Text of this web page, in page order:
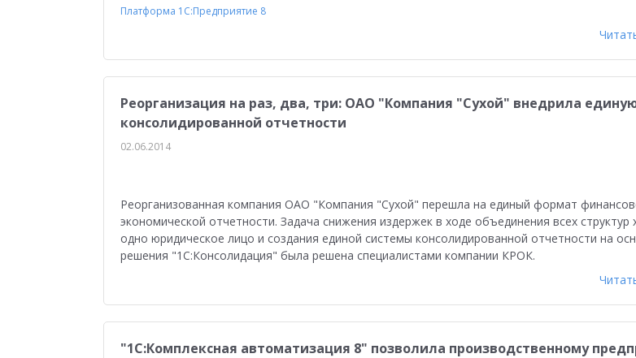
Обзор возможностей Для бухгалтера
Изменения законодательства 1СПАРК Риски Обучение персонала
Повышение эффективности бизнеса Аттестация персонала Государственный заказ
Проектные решения
Медицина Бюджетные учреждения Управленческая отчетность Реальная
1С:ERP Управление строительной организацией Форум пользователей ДО 2025
Платформа 1С:Предприятие 8
Реорганизация на раз, два, три: ОАО "Компания "Сухой" внедрила
консолидированной отчетности
02.06.2014
Реорганизованная компания ОАО "Компания "Сухой" перешла на единый формат
экономической отчетности. Задача снижения издержек в ходе объединения всех структур
одно юридическое лицо и создания единой системы консолидированной отчетности на
решения "1С:Консолидация" была решена специалистами компании КРОК.
"1С:Комплексная автоматизация 8" позволила производственному